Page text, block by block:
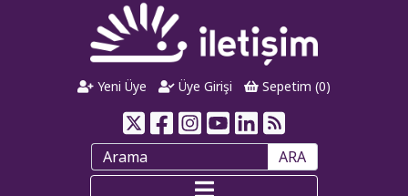
Yeni Üye Üye Girişi Sepetim (0)
ARA